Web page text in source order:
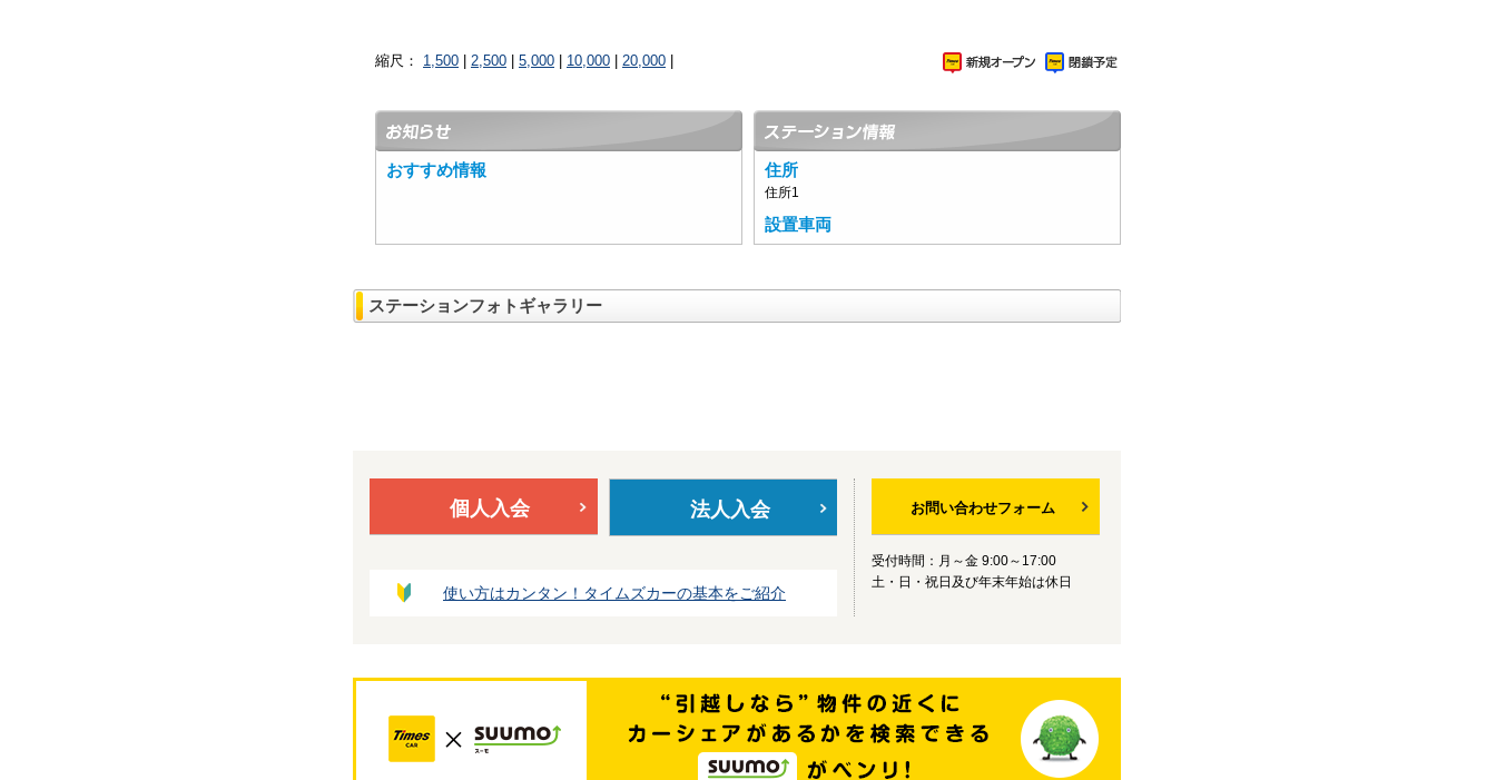
縮尺： 1,500 2,500 5,000 10,000 20,000
おすすめ情報 住所
住所1
設置車両
ステーションフォトギャラリー
個人入会 法人入会
使い方はカンタン！タイムズカーの基本をご紹介
お問い合わせフォーム
受付時間：月～金 9:00～17:00
土・日・祝日及び年末年始は休日